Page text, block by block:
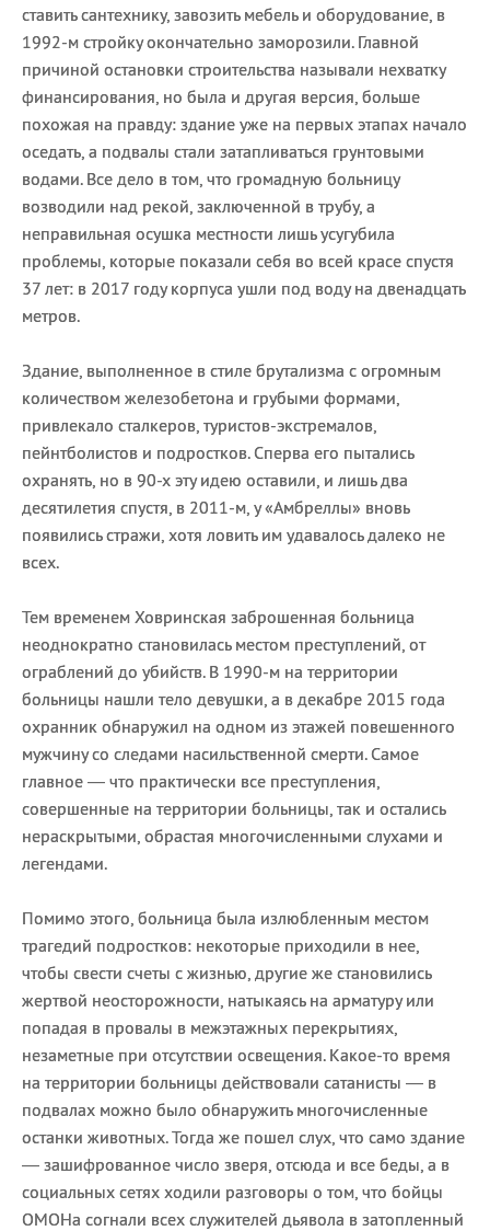
ставить сантехнику, завозить мебель и оборудование, в
1992-м стройку окончательно заморозили. Главной
причиной остановки строительства называли нехватку
финансирования, но была и другая версия, больше
похожая на правду: здание уже на первых этапах начало
оседать, а подвалы стали затапливаться грунтовыми
водами. Все дело в том, что громадную больницу
возводили над рекой, заключенной в трубу, а
неправильная осушка местности лишь усугубила
проблемы, которые показали себя во всей красе спустя
37 лет: в 2017 году корпуса ушли под воду на двенадцать
метров.
Здание, выполненное в стиле брутализма с огромным
количеством железобетона и грубыми формами,
привлекало сталкеров, туристов-экстремалов,
пейнтболистов и подростков. Сперва его пытались
охранять, но в 90-х эту идею оставили, и лишь два
десятилетия спустя, в 2011-м, у «Амбреллы» вновь
появились стражи, хотя ловить им удавалось далеко не
всех.
Тем временем Ховринская заброшенная больница
неоднократно становилась местом преступлений, от
ограблений до убийств. В 1990-м на территории
больницы нашли тело девушки, а в декабре 2015 года
охранник обнаружил на одном из этажей повешенного
мужчину со следами насильственной смерти. Самое
главное — что практически все преступления,
совершенные на территории больницы, так и остались
нераскрытыми, обрастая многочисленными слухами и
легендами.
Помимо этого, больница была излюбленным местом
трагедий подростков: некоторые приходили в нее,
чтобы свести счеты с жизнью, другие же становились
жертвой неосторожности, натыкаясь на арматуру или
попадая в провалы в межэтажных перекрытиях,
незаметные при отсутствии освещения. Какое-то время
на территории больницы действовали сатанисты — в
подвалах можно было обнаружить многочисленные
останки животных. Тогда же пошел слух, что само здание
— зашифрованное число зверя, отсюда и все беды, а в
социальных сетях ходили разговоры о том, что бойцы
ОМОНа согнали всех служителей дьявола в затопленный